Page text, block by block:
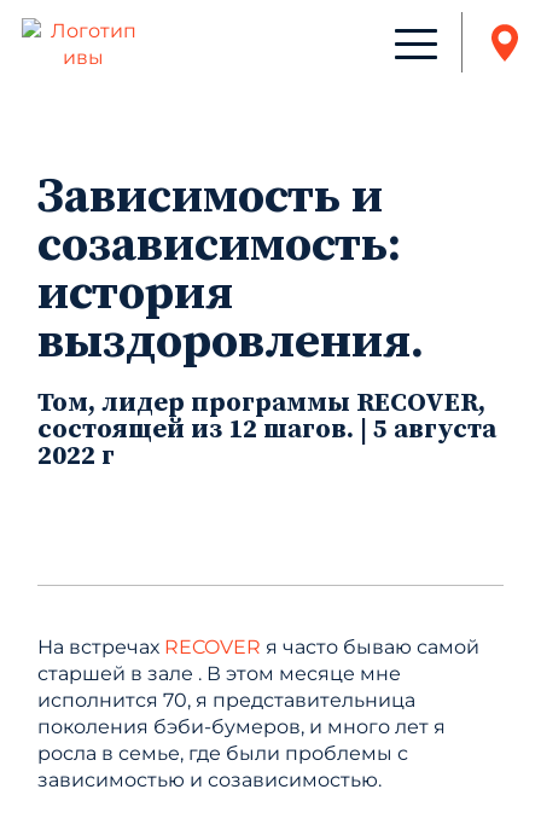
Зависимость и
созависимость:
история
выздоровления.
Том, лидер программы RECOVER,
состоящей из 12 шагов. | 5 августа
2022 г
На встречах RECOVER я часто бываю самой
старшей в зале . В этом месяце мне
исполнится 70, я представительница
поколения бэби-бумеров, и много лет я
росла в семье, где были проблемы с
зависимостью и созависимостью.